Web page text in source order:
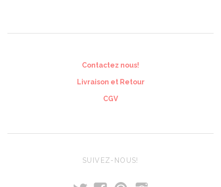
Contactez nous!
Livraison et Retour
CGV
SUIVEZ-NOUS!